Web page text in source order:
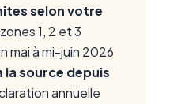
selon votre
1, 2 et 3
mai à mi-juin 2026
la source depuis
annuelle